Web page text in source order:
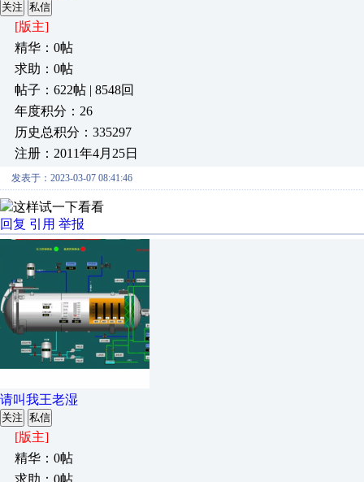
关注 私信
[版主]
精华：0帖
求助：0帖
帖子：622帖 | 8548回
年度积分：26
历史总积分：335297
注册：2011年4月25日
发表于：2023-03-07 08:41:46
这样试一下看看
回复 引用 举报
请叫我王老湿
关注 私信
[版主]
精华：0帖
求助：0帖